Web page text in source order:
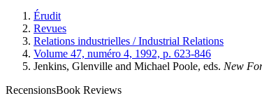
Érudit
Revues
Relations industrielles / Industrial Relations
Volume 47, numéro 4, 1992, p. 623-846
Jenkins, Glenville and Michael Poole, eds. New
RecensionsBook Reviews